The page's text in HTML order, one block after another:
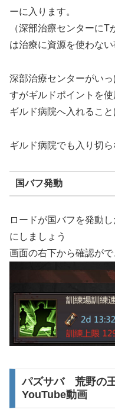
ーに入ります。
（深部治療センターに
は治療に資源を使わない
深部治療センターがい
すがギルドポイントを
ギルド病院へ入れること
ギルド病院でも入り切
国バフ発動
ロードが国バフを発動
にしましょう
画面の右下から確認がで
パズサバ 荒野の
YouTube動画